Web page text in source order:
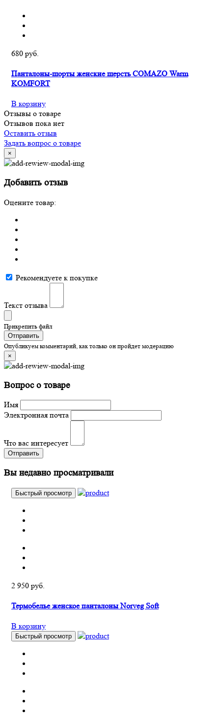
680 руб.
Панталоны-шорты женские шерсть COMAZO Warm
KOMFORT
В корзину
Отзывы о товаре
Отзывов пока нет
Оставить отзыв
Задать вопрос о товаре
×
Добавить отзыв
Оцените товар:
Рекомендуете к покупке
Текст отзыва
Прикрепить файл
Отправить
Опубликуем комментарий, как только он пройдет модерацию
×
Вопрос о товаре
Имя
Электронная почта
Что вас интересует
Отправить
Вы недавно просматривали
Быстрый просмотр
2 950 руб.
Термобелье женское панталоны Norveg Soft
В корзину
Быстрый просмотр